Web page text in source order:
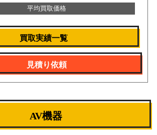
平均買取価格
買取実績一覧
見積り依頼
AV機器